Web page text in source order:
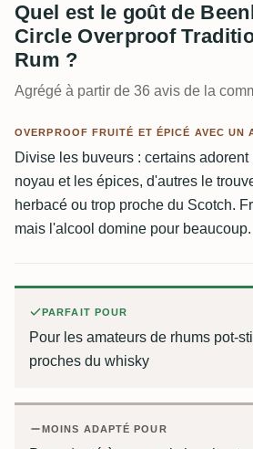
Quel est le goût de
Circle Overproof
Rum ?
Agrégé à partir de 36 avis de la
OVERPROOF FRUITÉ ET ÉPICÉ AVEC UN
Divise les buveurs : certains
noyau et les épices, d'autres le
herbacé ou trop proche du Scotch.
mais l'alcool domine pour beaucoup.
PARFAIT POUR
Pour les amateurs de rhums pot-
proches du whisky
MOINS ADAPTÉ POUR